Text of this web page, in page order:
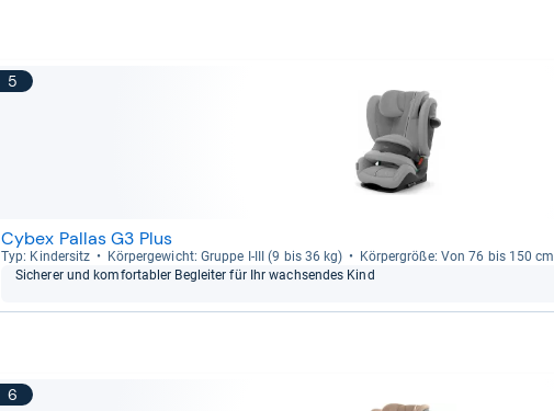
5
Cybex Pallas G3 Plus
Typ: Kin­der­sitz Kör­per­ge­wicht: Gruppe I-​III (9 bis 36 kg)
Kör­per­größe: Von 76 bis 150 cm
Siche­rer und kom­for­ta­bler Beglei­ter für Ihr wach­sen­des Kind
6